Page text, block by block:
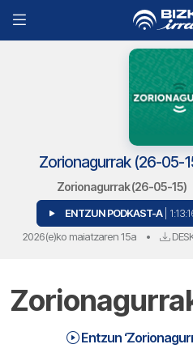
Zorionagurrak (26-05-
Zorionagurrak (26-05-15)
ENTZUN PODKAST-A |
2026(e)ko maiatzaren 15a •
Entzun